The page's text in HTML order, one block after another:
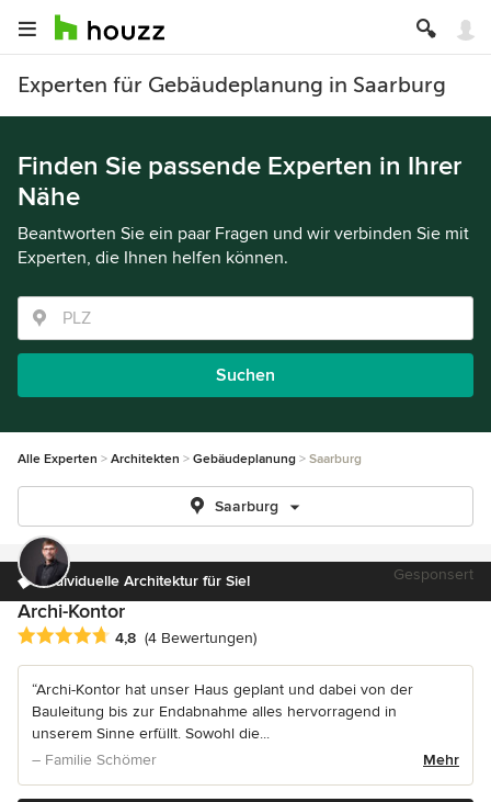
Experten für Gebäudeplanung in Saarburg
Finden Sie passende Experten in Ihrer
Nähe
Beantworten Sie ein paar Fragen und wir verbinden Sie mit
Experten, die Ihnen helfen können.
Suchen
Alle Experten Architekten Gebäudeplanung Saarburg
Saarburg
Individuelle Architektur für Sie! Gesponsert
Archi-Kontor
Durchschnittliche Bewertung: 4.8 von 5 Sternen
4,8 (4 Bewertungen)
“Archi-Kontor hat unser Haus geplant und dabei von der
Bauleitung bis zur Endabnahme alles hervorragend in
unserem Sinne erfüllt. Sowohl die...
– Familie Schömer
Mehr